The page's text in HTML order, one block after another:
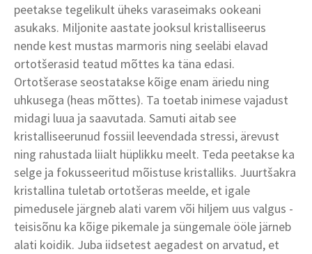
peetakse tegelikult üheks varaseimaks ookeani
asukaks. Miljonite aastate jooksul kristalliseerus
nende kest mustas marmoris ning seeläbi elavad
ortotšerasid teatud mõttes ka täna edasi.
Ortotšerase seostatakse kõige enam äriedu ning
uhkusega (heas mõttes). Ta toetab inimese vajadust
midagi luua ja saavutada. Samuti aitab see
kristalliseerunud fossiil leevendada stressi, ärevust
ning rahustada liialt hüplikku meelt. Teda peetakse ka
selge ja fokusseeritud mõistuse kristalliks. Juurtšakra
kristallina tuletab ortotšeras meelde, et igale
pimedusele järgneb alati varem või hiljem uus valgus -
teisisõnu ka kõige pikemale ja süngemale ööle järneb
alati koidik. Juba iidsetest aegadest on arvatud, et